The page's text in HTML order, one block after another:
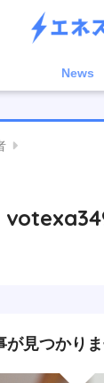
News
見つかりま